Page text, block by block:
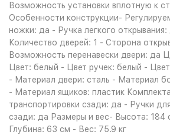
Возможность установки вплотную к
Особенности конструкции-
ножки: да - Ручка легкого
Количество дверей: 1 - Сторона
Возможность перенавески двери: да
Цвет: белый - Цвет ручек: белый -
- Материал двери: сталь - Материал
- Материал ящиков: пластик
транспортировки сзади: да - Ручки
сзади: да Размеры и вес- Высота:
Глубина: 63 см - Вес: 75.9 кг